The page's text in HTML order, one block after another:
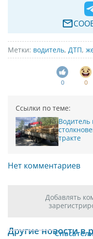
Метки: водитель, ДТП,
0 0
Ссылки по теме:
Водитель
тракте
Нет комментариев
Добавлять
Другие новости в